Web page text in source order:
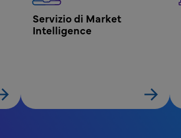
Servizio di Market
Intelligence